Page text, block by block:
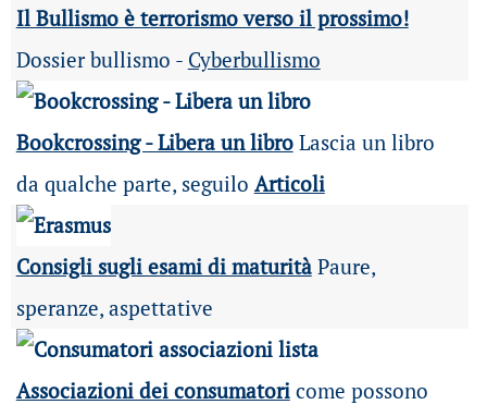
Il Bullismo è terrorismo verso il prossimo!
Dossier bullismo - Cyberbullismo
Bookcrossing - Libera un libroLascia un libro
da qualche parte, seguilo Articoli
Consigli sugli esami di maturità Paure,
speranze, aspettative
Associazioni dei consumatoricome possono